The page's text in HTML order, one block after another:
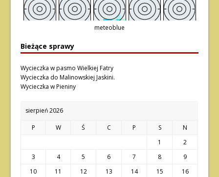
meteoblue
Bieżące sprawy
Wycieczka w pasmo Wielkiej Fatry
Wycieczka do Malinowskiej Jaskini.
Wycieczka w Pieniny
sierpień 2026
P W Ś C P S
N
1
2
3
4 5 6 7 8
9
10
11 12 13 14 15
16